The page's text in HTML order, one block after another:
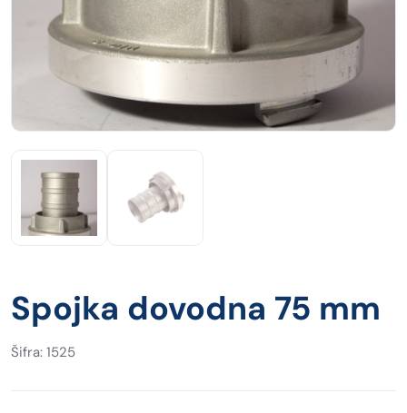
Spojka dovodna 75 mm
Šifra: 1525